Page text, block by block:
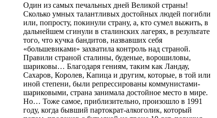
Один из самых печальных дней Великой страны!
Сколько умных талантливых достойных людей погибли
или, попросту, покинули страну, а, кто сумел выжить, в
дальнейшем сгинули в сталинских лагерях, в результате
того, что кучка бандитов, назвавших себя
«большевиками» захватила контроль над страной.
Правили страной сталины, буденые, ворошиловы,
шариковы… Благодаря гениям, таким как Ландау,
Сахаров, Королев, Капица и другим, которые, в той или
иной степени, были репрессированы коммунистами-
шариковыми, страна занимала достойное место в мире.
Но… Тоже самое, приблизительно, произошло в 1991
году, когда бывший партократ-алкоголик, который